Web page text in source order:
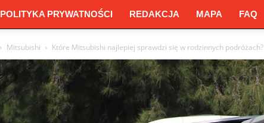
POLITYKA PRYWATNOŚCI REDAKCJA MAPA FAQ
Mitsubishi Które Mitsubishi najlepiej sprawdzi się w rodzinnych podróżach?